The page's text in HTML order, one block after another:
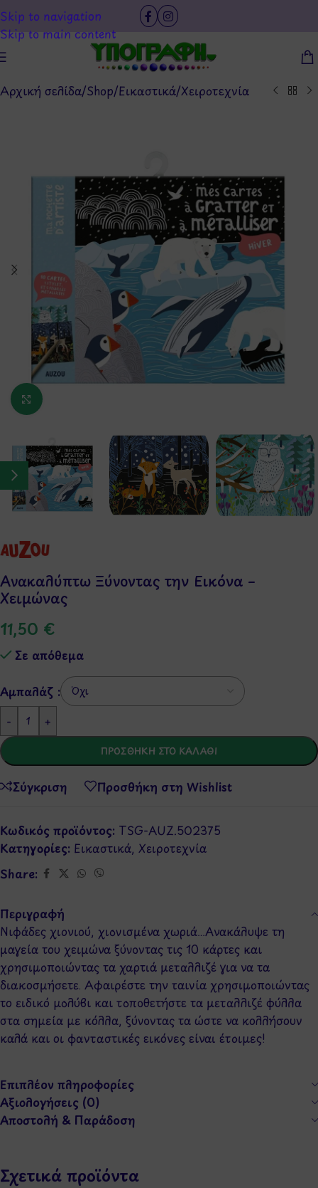
Skip to navigation
Skip to main content
Αρχική σελίδα/Shop/Εικαστικά/Χειροτεχνία
Κάντε κλικ για μεγέθυνση
Ανακαλύπτω Ξύνοντας την Εικόνα –
Χειμώνας
11,50 €
Σε απόθεμα
Αμπαλάζ :
-
+
ΠΡΟΣΘΉΚΗ ΣΤΟ ΚΑΛΆΘΙ
Σύγκριση Προσθήκη στη Wishlist
Κωδικός προϊόντος: TSG-AUZ.502375
Κατηγορίες: Εικαστικά, Χειροτεχνία
Share:
Περιγραφή
Νιφάδες χιονιού, χιονισμένα χωριά…Ανακάλυψε τη
μαγεία του χειμώνα ξύνοντας τις 10 κάρτες και
χρησιμοποιώντας τα χαρτιά μεταλλιζέ για να τα
διακοσμήσετε. Αφαιρέστε την ταινία χρησιμοποιώντας
το ειδικό μολύβι και τοποθετήστε τα μεταλλιζέ φύλλα
στα σημεία με κόλλα, ξύνοντας τα ώστε να κολλήσουν
καλά και οι φανταστικές εικόνες είναι έτοιμες!
Επιπλέον πληροφορίες
Αξιολογήσεις (0)
Αποστολή & Παράδοση
Σχετικά προϊόντα